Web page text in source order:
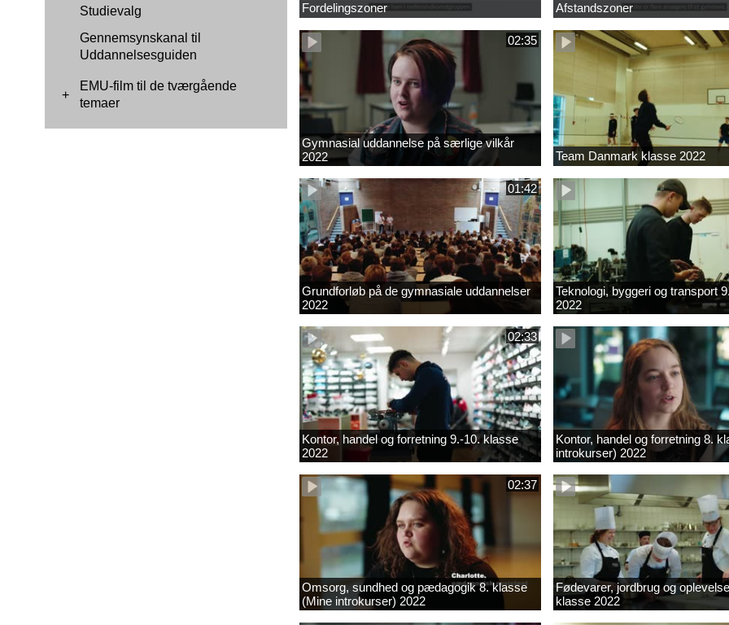
Studievalg
Gennemsynskanal til
Uddannelsesguiden
+
EMU-film til de tværgående
temaer
Fordelingszoner Afstandszoner
02:35
Gymnasial uddannelse på særlige vilkår
2022
Team Danmark klasse 2022
01:42
Grundforløb på de gymnasiale uddannelser
2022
Teknologi, byggeri og transport
2022
02:33
Kontor, handel og forretning 9.-10. klasse
2022
Kontor, handel og forretning 8.
introkurser) 2022
02:37
Omsorg, sundhed og pædagogik 8. klasse
(Mine introkurser) 2022
Fødevarer, jordbrug og
klasse 2022